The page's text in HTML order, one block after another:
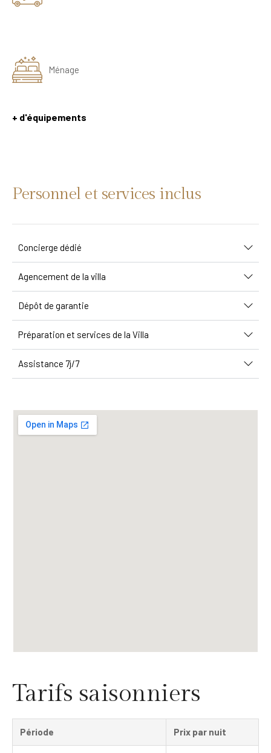
Ménage
+ d'équipements
Personnel et services inclus
Concierge dédié
Agencement de la villa
Dépôt de garantie
Préparation et services de la Villa
Assistance 7j/7
Tarifs saisonniers
Période Prix par nuit